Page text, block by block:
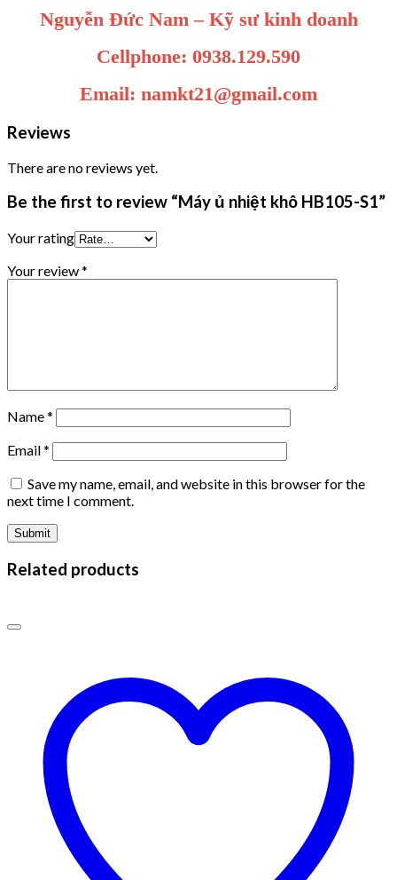
Nguyễn Đức Nam – Kỹ sư kinh doanh
Cellphone: 0938.129.590
Email: namkt21@gmail.com
Reviews
There are no reviews yet.
Be the first to review “Máy ủ nhiệt khô HB105-S1”
Your rating
Your review*
Name*
Email*
Save my name, email, and website in this browser for the
next time I comment.
Related products